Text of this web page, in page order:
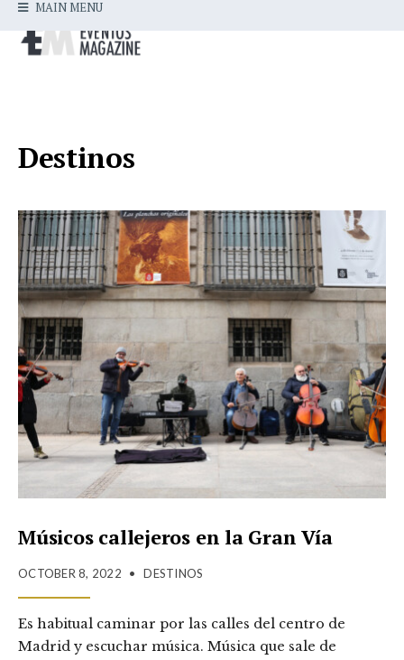
MAIN MENU
Destinos
Músicos callejeros en la Gran Vía
OCTOBER 8, 2022 • DESTINOS
Es habitual caminar por las calles del centro de
Madrid y escuchar música. Música que sale de